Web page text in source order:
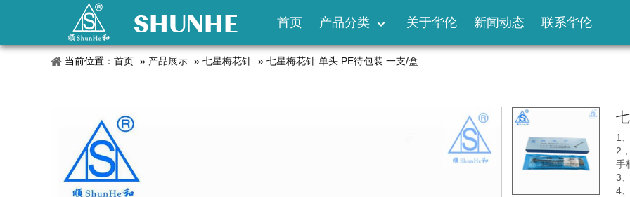
首页 产品分类 关于华伦 新闻动态 联系华伦
当前位置： 首页 » 产品展示 » 七星梅花针 » 七星梅花针 单头 PE待包装 一支/盒
1
2
手
3
4